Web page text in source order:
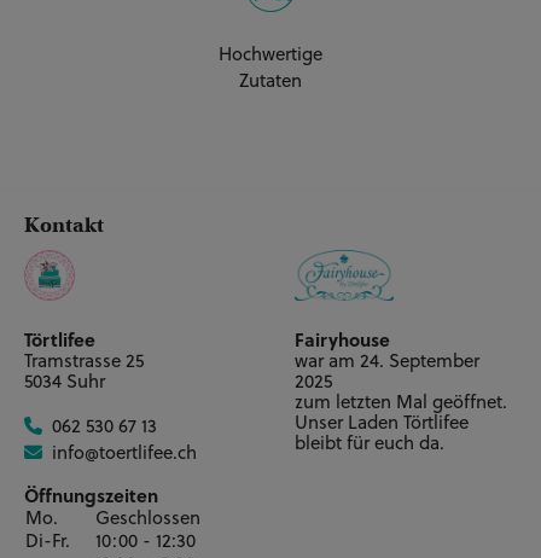
Hochwertige
Zutaten
Kontakt
Törtlifee
Tramstrasse 25
5034 Suhr
062 530 67 13
info@toertlifee.ch
Öffnungszeiten
Mo.
Geschlossen
Di-Fr.
10:00 - 12:30
Fairyhouse
war am 24. September
2025
zum letzten Mal geöffnet.
Unser Laden Törtlifee
bleibt für euch da.